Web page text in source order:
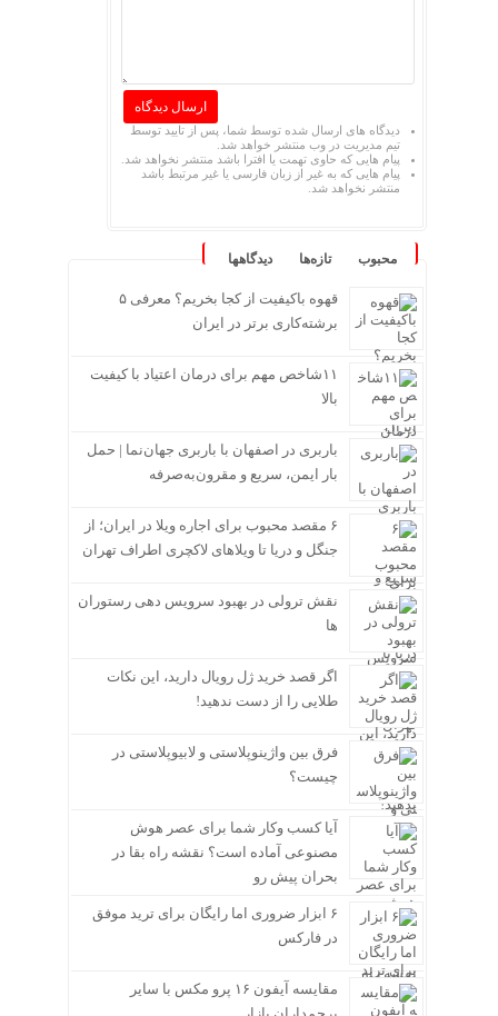
دیدگاه های ارسال شده توسط شما، پس از تایید توسط
تیم مدیریت در وب منتشر خواهد شد.
پیام هایی که حاوی تهمت یا افترا باشد منتشر نخواهد شد.
پیام هایی که به غیر از زبان فارسی یا غیر مرتبط باشد
منتشر نخواهد شد.
محبوب تازه‌ها دیدگاهها
قهوه باکیفیت از کجا بخریم؟ معرفی ۵
برشته‌کاری برتر در ایران
۱۱شاخص مهم برای درمان اعتیاد با کیفیت
بالا
باربری در اصفهان با باربری جهان‌نما | حمل
بار ایمن، سریع و مقرون‌به‌صرفه
۶ مقصد محبوب برای اجاره ویلا در ایران؛ از
جنگل و دریا تا ویلاهای لاکچری اطراف تهران
نقش ترولی در بهبود سرویس دهی رستوران
ها
اگر قصد خرید ژل رویال دارید، این نکات
طلایی را از دست ندهید!
فرق بین واژینوپلاستی و لابیوپلاستی در
چیست؟
آیا کسب وکار شما برای عصر هوش
مصنوعی آماده است؟ نقشه راه بقا در
بحران پیش رو
۶ ابزار ضروری اما رایگان برای ترید موفق
در فارکس
مقایسه آیفون ۱۶ پرو مکس با سایر